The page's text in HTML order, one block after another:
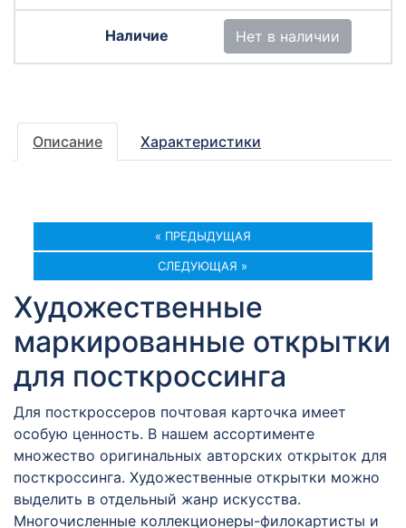
Нет в наличии
Описание Характеристики
« ПРЕДЫДУЩАЯ
СЛЕДУЮЩАЯ »
Художественные
маркированные открытки
для посткроссинга
Для посткроссеров почтовая карточка имеет
особую ценность. В нашем ассортименте
множество оригинальных авторских открыток для
посткроссинга. Художественные открытки можно
выделить в отдельный жанр искусства.
Многочисленные коллекционеры-филокартисты и